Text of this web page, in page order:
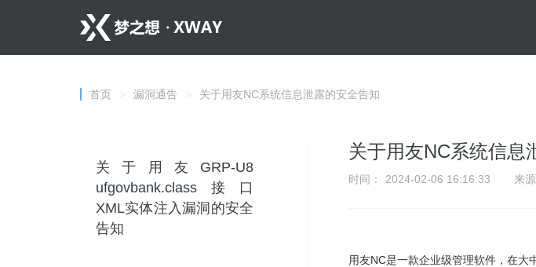
首页 漏洞通告 关于用友NC系统信息泄露的安全告知
关于用友GRP-U8
ufgovbank.class接口
XML实体注入漏洞的安全
告知
关于用友NC系统信息
时间： 2024-02-06 16:16:33 来源
用友NC是一款企业级管理软件，在大